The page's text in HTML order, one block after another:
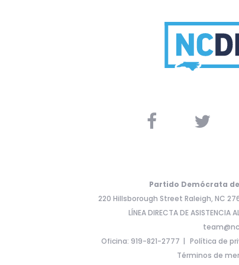
Partido Demócrata
220 Hillsborough Street Raleigh, NC
LÍNEA DIRECTA DE ASISTENCIA
Oficina: 919-821-2777
Política de
Términos de